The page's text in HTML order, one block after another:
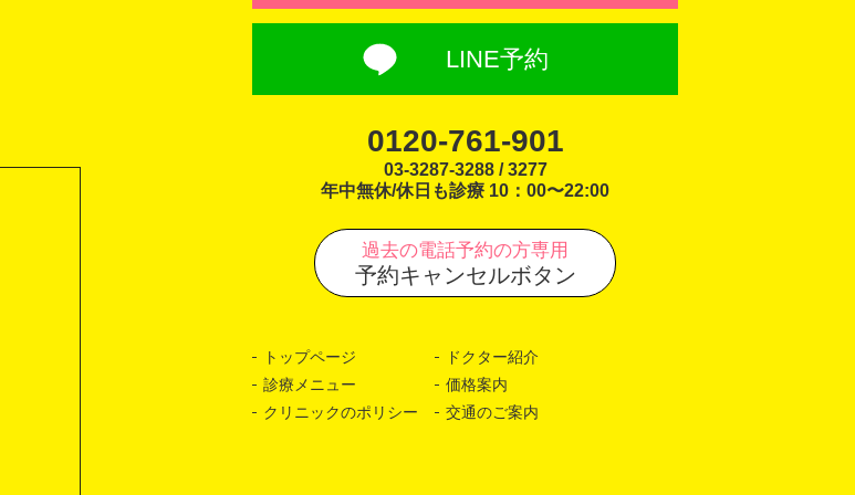
LINE予約
0120-761-901
03-3287-3288 / 3277
年中無休/休日も診療 10：00〜22:00
過去の電話予約の方専用
予約キャンセルボタン
トップページ
ドクター紹介
診療メニュー
価格案内
クリニックのポリシー
交通のご案内